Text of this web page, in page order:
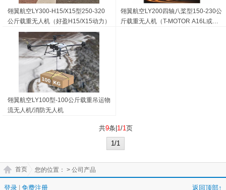
翎翼航空LY300-H15/X15型250-320
公斤载重无人机（好盈H15/X15动力）
翎翼航空LY200四轴八桨型150-230公
斤载重无人机（T-MOTOR A16L或好
翎翼航空LY100型-100公斤载重吊运物
流无人机/消防无人机
共9条| 1/1页
1/1
您的位置：
首页 > 公司产品
登录 免费注册 返回顶部↑